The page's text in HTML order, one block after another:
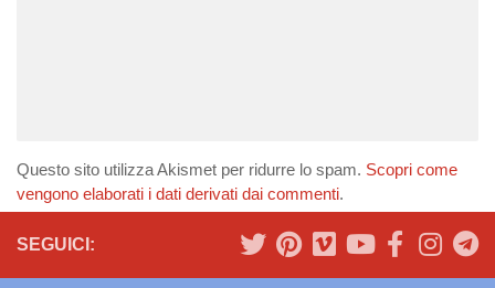
Questo sito utilizza Akismet per ridurre lo spam. Scopri come
vengono elaborati i dati derivati dai commenti.
SEGUICI: